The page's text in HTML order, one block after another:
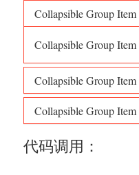
Collapsible Group Item
Collapsible Group
Collapsible Group Item
Collapsible Group Item
代码调用：